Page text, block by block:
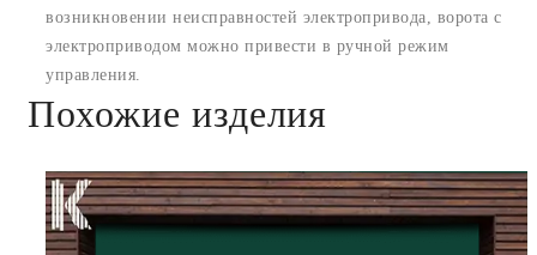
возникновении неисправностей электропривода, ворота с
электроприводом можно привести в ручной режим
управления.
Похожие изделия